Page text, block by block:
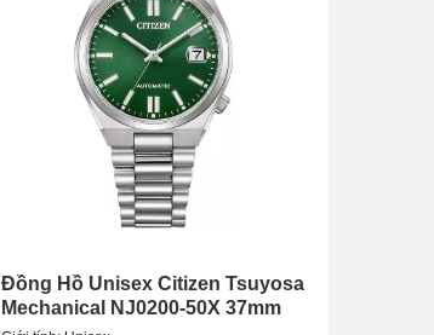
Đồng Hồ Unisex Citizen Tsuyosa
Mechanical NJ0200-50X 37mm